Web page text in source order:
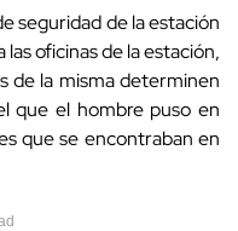
seguridad de la estación
oficinas de la estación,
de la misma determinen
que el hombre puso en
que se encontraban en